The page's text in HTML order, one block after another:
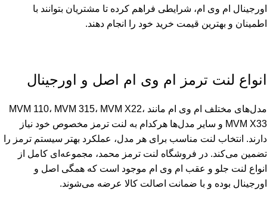
اورجینال ام وی ام، شرایطی فراهم کرده تا مشتریان بتوانند با
اطمینان و بهترین قیمت خرید خود را انجام دهند.
انواع لنت ترمز ام وی ام اصل و اورجینال
مدل‌های مختلف ام وی ام مانند MVM 110، MVM 315، MVM X22،
MVM X33 و سایر مدل‌ها هرکدام به لنت ترمز مخصوص خود نیاز
دارند. انتخاب لنت مناسب برای هر مدل، عملکرد بهتر سیستم ترمز را
تضمین می‌کند. در فروشگاه لنت ترمز محمد، مجموعه‌ای کامل از
انواع لنت جلو و عقب ام وی ام موجود است که همگی اصل و
اورجینال بوده و با ضمانت اصالت کالا عرضه می‌شوند.